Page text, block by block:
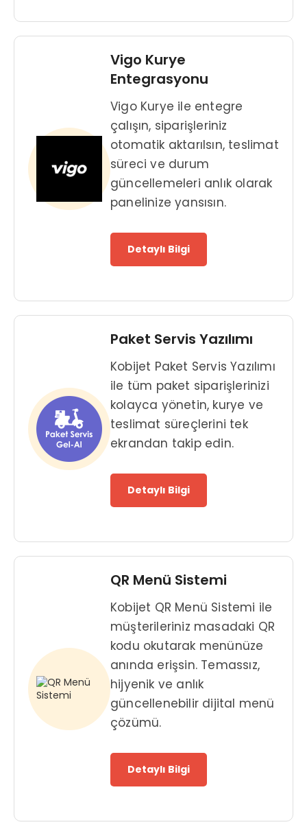
Vigo Kurye
Entegrasyonu
Vigo Kurye ile entegre
çalışın, siparişleriniz
otomatik aktarılsın, teslimat
süreci ve durum
güncellemeleri anlık olarak
panelinize yansısın.
Detaylı Bilgi
Paket Servis Yazılımı
Kobijet Paket Servis Yazılımı
ile tüm paket siparişlerinizi
kolayca yönetin, kurye ve
teslimat süreçlerini tek
ekrandan takip edin.
Detaylı Bilgi
QR Menü Sistemi
Kobijet QR Menü Sistemi ile
müşterileriniz masadaki QR
kodu okutarak menünüze
anında erişsin. Temassız,
hijyenik ve anlık
güncellenebilir dijital menü
çözümü.
Detaylı Bilgi